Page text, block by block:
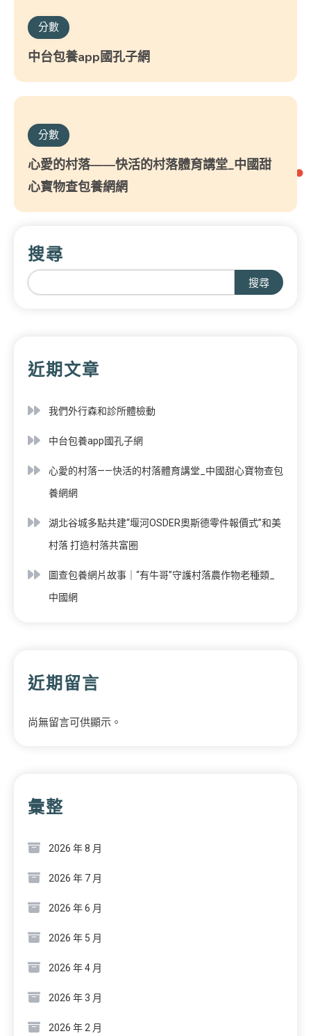
分數
中台包養app國孔子網
分數
心愛的村落——快活的村落體育講堂_中國甜
心寶物查包養網網
搜尋
搜尋
近期文章
我們外行森和診所體檢動
中台包養app國孔子網
心愛的村落——快活的村落體育講堂_中國甜心寶物查包
養網網
湖北谷城多點共建“堰河OSDER奧斯德零件報價式”和美
村落 打造村落共富圈
圖查包養網片故事｜“有牛哥”守護村落農作物老種類_
中國網
近期留言
尚無留言可供顯示。
彙整
2026 年 8 月
2026 年 7 月
2026 年 6 月
2026 年 5 月
2026 年 4 月
2026 年 3 月
2026 年 2 月